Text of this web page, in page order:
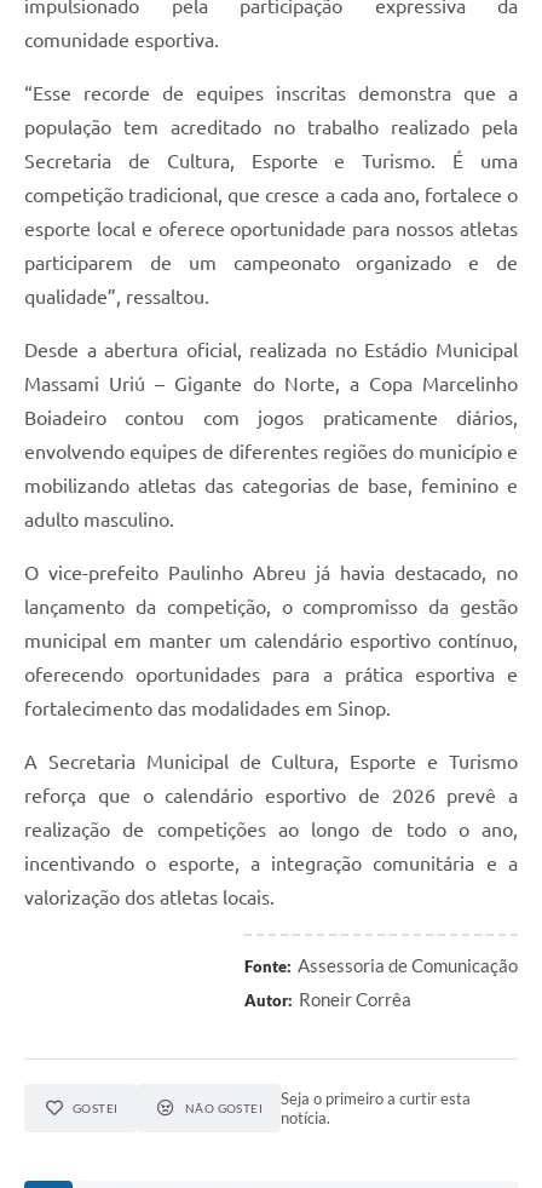
impulsionado pela participação expressiva da
comunidade esportiva.
“Esse recorde de equipes inscritas demonstra que a
população tem acreditado no trabalho realizado pela
Secretaria de Cultura, Esporte e Turismo. É uma
competição tradicional, que cresce a cada ano, fortalece o
esporte local e oferece oportunidade para nossos atletas
participarem de um campeonato organizado e de
qualidade”, ressaltou.
Desde a abertura oficial, realizada no Estádio Municipal
Massami Uriú – Gigante do Norte, a Copa Marcelinho
Boiadeiro contou com jogos praticamente diários,
envolvendo equipes de diferentes regiões do município e
mobilizando atletas das categorias de base, feminino e
adulto masculino.
O vice-prefeito Paulinho Abreu já havia destacado, no
lançamento da competição, o compromisso da gestão
municipal em manter um calendário esportivo contínuo,
oferecendo oportunidades para a prática esportiva e
fortalecimento das modalidades em Sinop.
A Secretaria Municipal de Cultura, Esporte e Turismo
reforça que o calendário esportivo de 2026 prevê a
realização de competições ao longo de todo o ano,
incentivando o esporte, a integração comunitária e a
valorização dos atletas locais.
Fonte: Assessoria de Comunicação
Autor: Roneir Corrêa
GOSTEI NÃO GOSTEI
Seja o primeiro a curtir esta
notícia.